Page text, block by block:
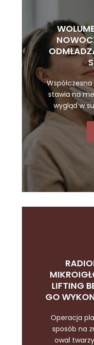
stawia na
wygląd w
LIFTING
GO
Operacja
sposób na
owal